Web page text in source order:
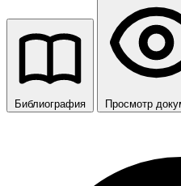
Библиография Просмотр